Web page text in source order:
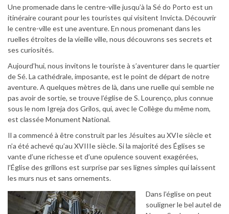
Une promenade dans le centre-ville jusqu’à la Sé do Porto est un
itinéraire courant pour les touristes qui visitent Invicta. Découvrir
le centre-ville est une aventure. En nous promenant dans les
ruelles étroites de la vieille ville, nous découvrons ses secrets et
ses curiosités.
Aujourd’hui, nous invitons le touriste à s’aventurer dans le quartier
de Sé. La cathédrale, imposante, est le point de départ de notre
aventure. A quelques mètres de là, dans une ruelle qui semble ne
pas avoir de sortie, se trouve l’église de S. Lourenço, plus connue
sous le nom Igreja dos Grilos, qui, avec le Collège du même nom,
est classée Monument National.
Il a commencé à être construit par les Jésuites au XVIe siècle et
n’a été achevé qu’au XVIIIe siècle. Si la majorité des Églises se
vante d’une richesse et d’une opulence souvent exagérées,
l’Église des grillons est surprise par ses lignes simples qui laissent
les murs nus et sans ornements.
Dans l’église on peut
souligner le bel autel de